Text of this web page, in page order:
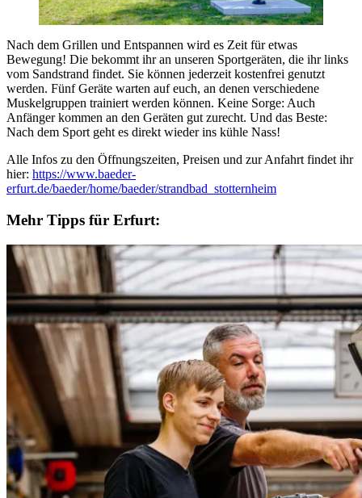
Nach dem Grillen und Entspannen wird es Zeit für etwas
Bewegung! Die bekommt ihr an unseren Sportgeräten, die ihr links
vom Sandstrand findet. Sie können jederzeit kostenfrei genutzt
werden. Fünf Geräte warten auf euch, an denen verschiedene
Muskelgruppen trainiert werden können. Keine Sorge: Auch
Anfänger kommen an den Geräten gut zurecht. Und das Beste:
Nach dem Sport geht es direkt wieder ins kühle Nass!
Alle Infos zu den Öffnungszeiten, Preisen und zur Anfahrt findet ihr
hier: https://www.baeder-
erfurt.de/baeder/home/baeder/strandbad_stotternheim
Mehr Tipps für Erfurt: